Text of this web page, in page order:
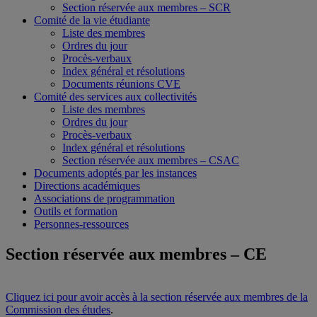
Section réservée aux membres – SCR
Comité de la vie étudiante
Liste des membres
Ordres du jour
Procès-verbaux
Index général et résolutions
Documents réunions CVE
Comité des services aux collectivités
Liste des membres
Ordres du jour
Procès-verbaux
Index général et résolutions
Section réservée aux membres – CSAC
Documents adoptés par les instances
Directions académiques
Associations de programmation
Outils et formation
Personnes-ressources
Section réservée aux membres – CE
Cliquez ici pour avoir accès à la section réservée aux membres de la
Commission des études.